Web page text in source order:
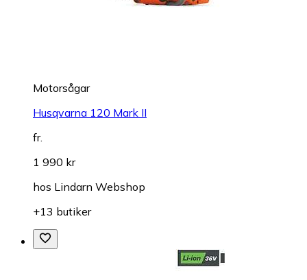
Motorsågar
Husqvarna 120 Mark II
fr.
1 990 kr
hos Lindarn Webshop
+13 butiker